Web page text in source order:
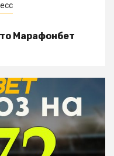
Марафонбет